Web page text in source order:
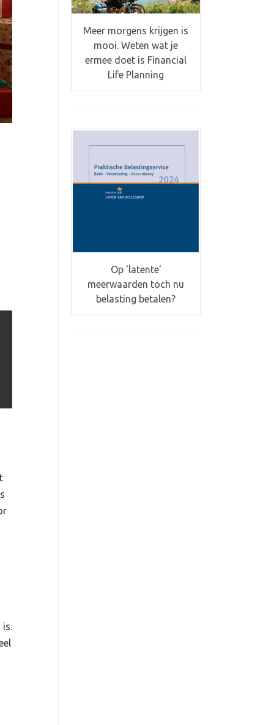
is.
Meer morgens krijgen is
mooi. Weten wat je
ermee doet is Financial
Life Planning
Op 'latente'
meerwaarden toch nu
belasting betalen?